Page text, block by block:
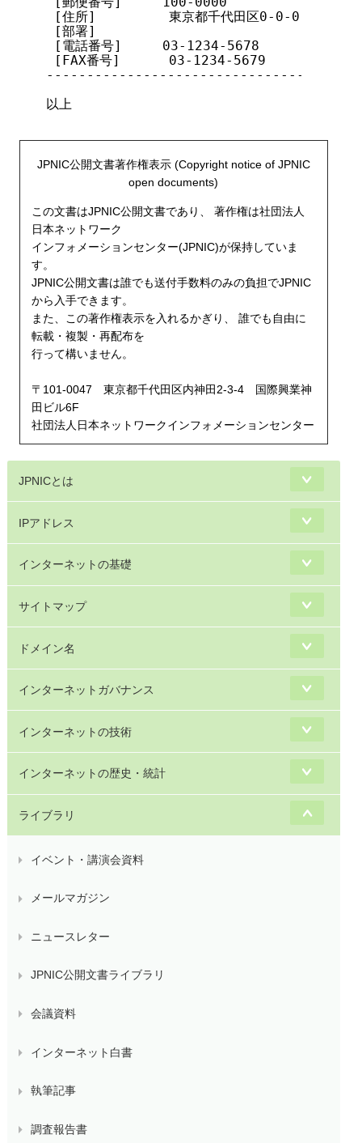
[住所]         東京都千代田区0-0-0
[部署]
[電話番号]     03-1234-5678
[FAX番号]      03-1234-5679
以上
JPNIC公開文書著作権表示 (Copyright notice of JPNIC
open documents)
この文書はJPNIC公開文書であり、 著作権は社団法人
日本ネットワーク
インフォメーションセンター(JPNIC)が保持していま
す。
JPNIC公開文書は誰でも送付手数料のみの負担でJPNIC
から入手できます。
また、この著作権表示を入れるかぎり、 誰でも自由に
転載・複製・再配布を
行って構いません。
〒101-0047 東京都千代田区内神田2-3-4 国際興業神
田ビル6F
社団法人日本ネットワークインフォメーションセンター
JPNICとは
IPアドレス
インターネットの基礎
サイトマップ
ドメイン名
インターネットガバナンス
インターネットの技術
インターネットの歴史・統計
ライブラリ
イベント・講演会資料
メールマガジン
ニュースレター
JPNIC公開文書ライブラリ
会議資料
インターネット白書
執筆記事
調査報告書